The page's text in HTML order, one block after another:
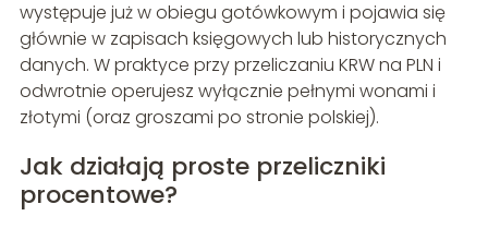
występuje już w obiegu gotówkowym i pojawia się
głównie w zapisach księgowych lub historycznych
danych. W praktyce przy przeliczaniu KRW na PLN i
odwrotnie operujesz wyłącznie pełnymi wonami i
złotymi (oraz groszami po stronie polskiej).
Jak działają proste przeliczniki
procentowe?